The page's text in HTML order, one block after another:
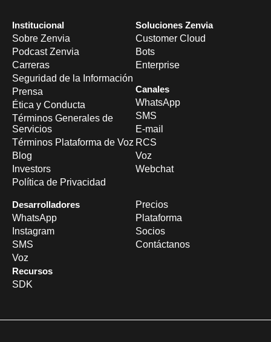
Institucional
Sobre Zenvia
Podcast Zenvia
Carreras
Seguridad de la Información
Prensa
Ética y Conducta
Términos Generales de
Servicios
Términos Plataforma de Voz
Blog
Investors
Política de Privacidad
Soluciones Zenvia
Customer Cloud
Bots
Enterprise
Canales
WhatsApp
SMS
E-mail
RCS
Voz
Webchat
Desarrolladores
WhatsApp
Instagram
SMS
Voz
Recursos
SDK
Precios
Plataforma
Socios
Contáctanos